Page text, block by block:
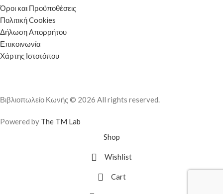
Όροι και Προϋποθέσεις
Πολιτική Cookies
Δήλωση Απορρήτου
Επικοινωνία
Χάρτης Ιστοτόπου
Βιβλιοπωλείο Κωνής © 2026 All rights reserved.
Powered by The TM Lab
Shop
Wishlist
Cart